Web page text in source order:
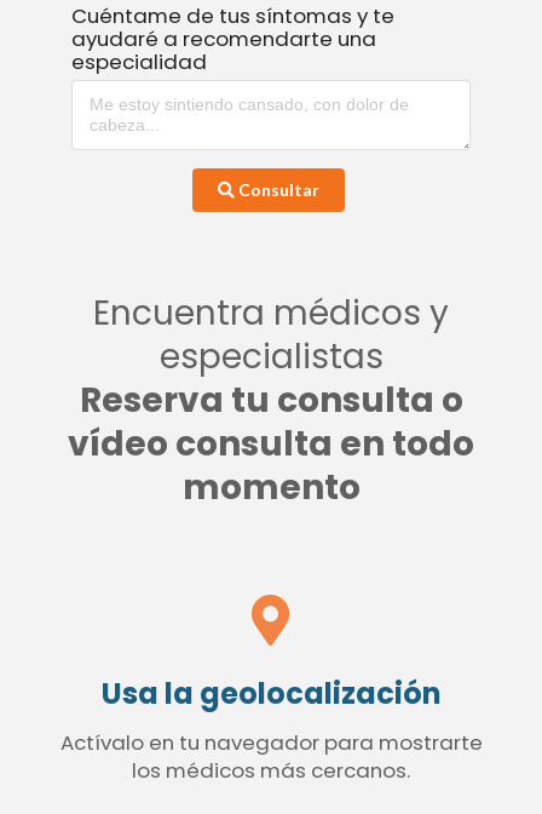
Cuéntame de tus síntomas y te
ayudaré a recomendarte una
especialidad
Consultar
Encuentra médicos y
especialistas
Reserva tu consulta o
vídeo consulta en todo
momento
Usa la geolocalización
Actívalo en tu navegador para mostrarte
los médicos más cercanos.